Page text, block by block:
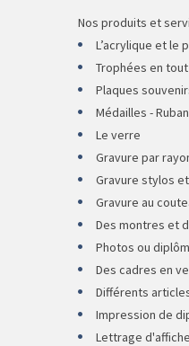
Nos produits et
L’acrylique et le
Trophées en
Plaques
Médailles -
Le verre
Gravure par
Gravure stylos
Gravure au
Des montres et
Photos ou
Des cadres en
Différents
Impression de
Lettrage